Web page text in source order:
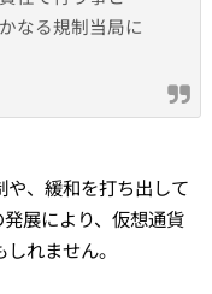
なる規制当局に
、緩和を打ち出して
展により、仮想通貨
れません。